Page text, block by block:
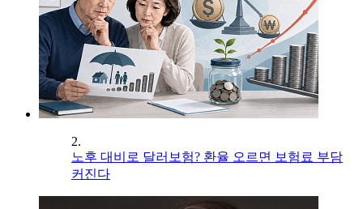
2.
노후 대비로 달러보험? 환율 오르면 보험료 부담
커진다